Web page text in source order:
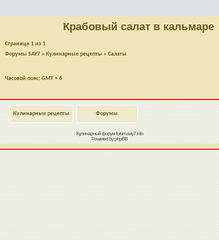
Крабовый салат в кальмаре
Страница 1 из 1
Форумы SAY7 » Кулинарные рецепты » Салаты
Часовой пояс: GMT + 6
Кулинарные рецепты Форумы
Кулинарный форумforum.say7.info
Powered byphpBB